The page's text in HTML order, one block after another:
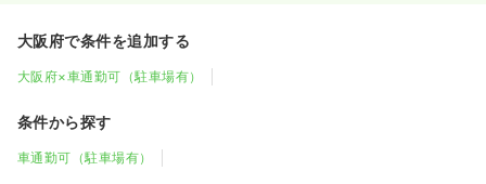
大阪府で条件を追加する
大阪府×車通勤可（駐車場有）
条件から探す
車通勤可（駐車場有）